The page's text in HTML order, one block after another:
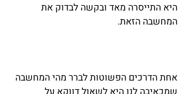
היא התייסרה מאד ובקשה לבדוק את
המחשבה הזאת.
אחת הדרכים הפשוטות לברר מהי המחשבה